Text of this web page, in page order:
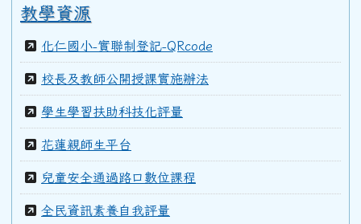
教學資源
化仁國小-實聯制登記-QRcode
校長及教師公開授課實施辦法
學生學習扶助科技化評量
花蓮親師生平台
兒童安全通過路口數位課程
全民資訊素養自我評量